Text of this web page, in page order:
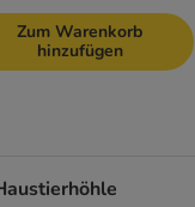
Zum Warenkorb
hinzufügen